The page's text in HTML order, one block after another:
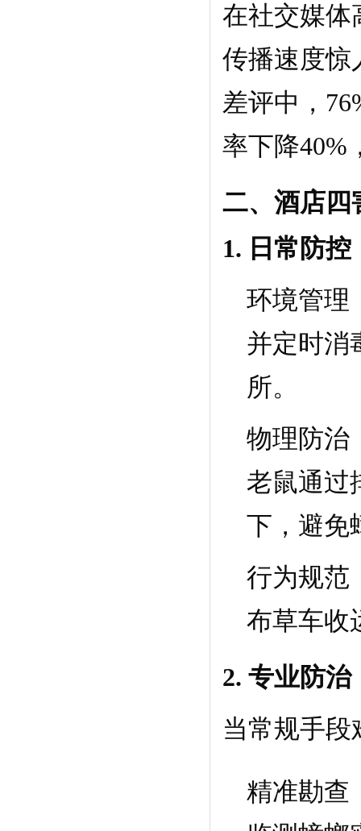
在社交媒体
传播速度惊
差评中，
率下降40%
二、酒店四
1. 日常防
环境管理
并定时消
所。
物理防治
老鼠通过
下，避免
行为规范
布草车收
2. 专业防
当常规手
精准勘查